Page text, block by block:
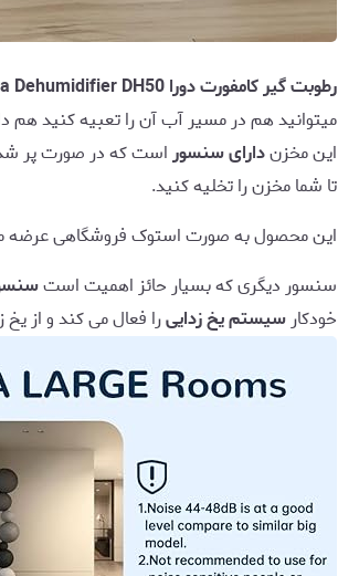
رطوبت گیر کامفورت دورا Dura Dehumidifier DH50
میتوانید هم در مسیر آب آن را تعبیه کنید هم
این مخزندارای سنسوراست که در صورت پر
تا شما مخزن را تخلیه کنید.
این محصول به صورت استوک فروشگاهی
سنسور دیگری که بسیار حائز اهمیت است
خودکار سیستم یخ زداییرا فعال می کند و از